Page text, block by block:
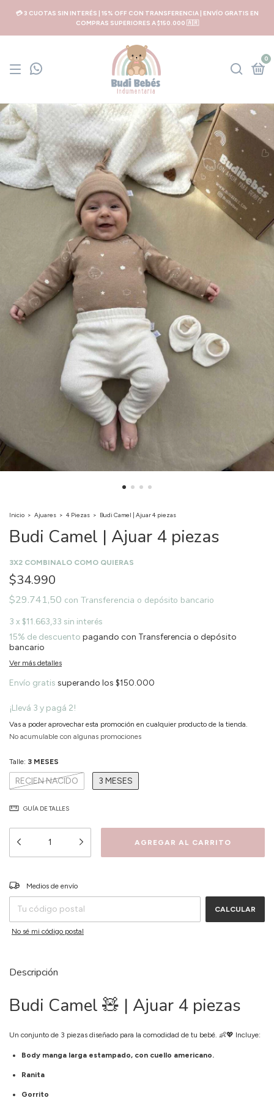
💳 3 CUOTAS SIN INTERÉS | 15% OFF CON TRANSFERENCIA | ENVÍO GRATIS EN
COMPRAS SUPERIORES A $150.000 🇦🇷
0
Inicio > Ajuares > 4 Piezas > Budi Camel | Ajuar 4 piezas
Budi Camel | Ajuar 4 piezas
3X2 COMBINALO COMO QUIERAS
$34.990
$29.741,50 con Transferencia o depósito bancario
3 x $11.663,33 sin interés
15% de descuento pagando con Transferencia o depósito
bancario
Ver más detalles
Envío gratis superando los $150.000
¡Llevá 3 y pagá 2!
Vas a poder aprovechar esta promoción en cualquier producto de la tienda.
No acumulable con algunas promociones
Talle: 3 MESES
RECIEN NACIDO 3 MESES
GUÍA DE TALLES
Entregas para el CP:
Medios de envío
CALCULAR
No sé mi código postal
Descripción
Budi Camel 🧸 | Ajuar 4 piezas
Un conjunto de 3 piezas diseñado para la comodidad de tu bebé. 👶💖 Incluye:
Body manga larga estampado, con cuello americano.
Ranita
Gorrito